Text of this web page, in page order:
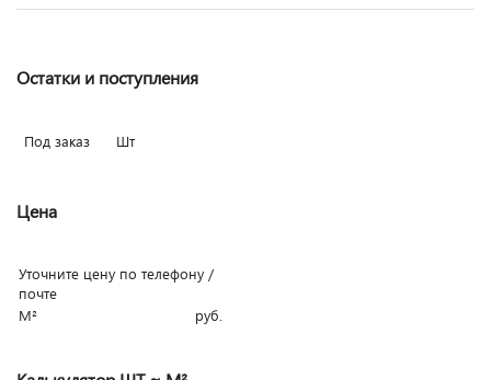
Остатки и поступления
Под заказ Шт
Цена
Уточните цену по телефону /
почте
М²
руб.